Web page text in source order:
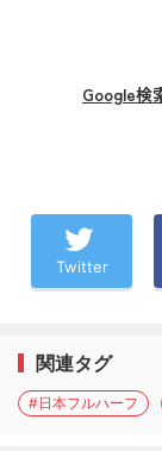
Google検
Twitter
関連タグ
#日本フルハーフ